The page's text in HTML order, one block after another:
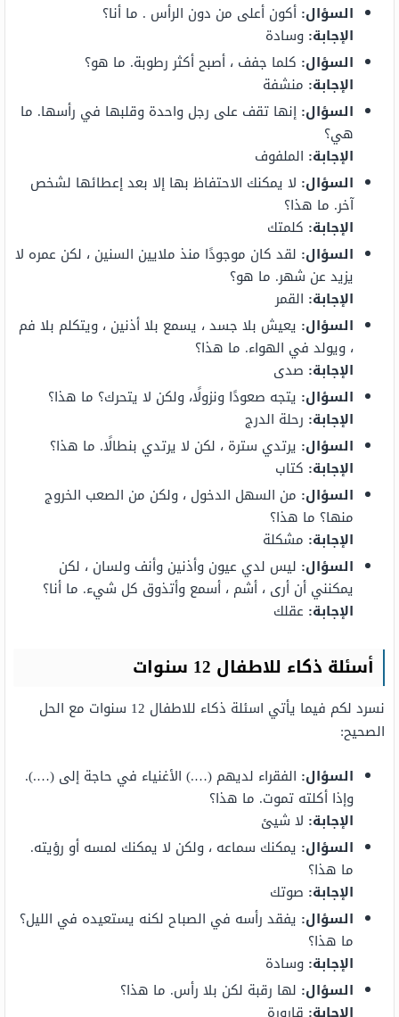
السؤال: أكون أعلى من دون الرأس . ما أنا؟
الإجابة: وسادة
السؤال: كلما جفف ، أصبح أكثر رطوبة. ما هو؟
الإجابة: منشفة
السؤال: إنها تقف على رجل واحدة وقلبها في رأسها. ما
هي؟
الإجابة: الملفوف
السؤال: لا يمكنك الاحتفاظ بها إلا بعد إعطائها لشخص
آخر. ما هذا؟
الإجابة: كلمتك
السؤال: لقد كان موجودًا منذ ملايين السنين ، لكن عمره لا
يزيد عن شهر. ما هو؟
الإجابة: القمر
السؤال: يعيش بلا جسد ، يسمع بلا أذنين ، ويتكلم بلا فم
، ويولد في الهواء. ما هذا؟
الإجابة: صدى
السؤال: يتجه صعودًا ونزولًا، ولكن لا يتحرك؟ ما هذا؟
الإجابة: رحلة الدرج
السؤال: يرتدي سترة ، لكن لا يرتدي بنطالًا. ما هذا؟
الإجابة: كتاب
السؤال: من السهل الدخول ، ولكن من الصعب الخروج
منها؟ ما هذا؟
الإجابة: مشكلة
السؤال: ليس لدي عيون وأذنين وأنف ولسان ، لكن
يمكنني أن أرى ، أشم ، أسمع وأتذوق كل شيء. ما أنا؟
الإجابة: عقلك
أسئلة ذكاء للاطفال 12 سنوات
نسرد لكم فيما يأتي اسئلة ذكاء للاطفال 12 سنوات مع الحل
الصحيح:
السؤال: الفقراء لديهم (….) الأغنياء في حاجة إلى (….).
وإذا أكلته تموت. ما هذا؟
الإجابة: لا شيئ
السؤال: يمكنك سماعه ، ولكن لا يمكنك لمسه أو رؤيته.
ما هذا؟
الإجابة: صوتك
السؤال: يفقد رأسه في الصباح لكنه يستعيده في الليل؟
ما هذا؟
الإجابة: وسادة
السؤال: لها رقبة لكن بلا رأس. ما هذا؟